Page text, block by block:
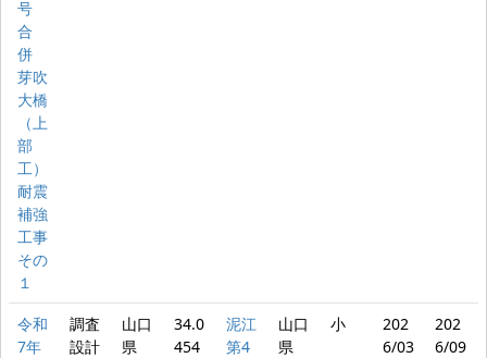
号
合
併
芽吹
大橋
（上
部
工）
耐震
補強
工事
その
１
令和
7年
調査
設計
山口
県
34.0
454
泥江
第4
山口
県
小
202
6/03
202
6/09